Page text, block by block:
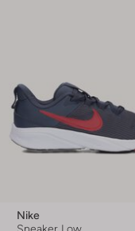
Nike
Sneaker Low